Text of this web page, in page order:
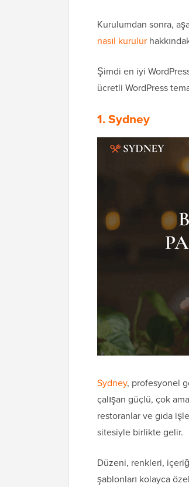
Kurulumdan sonra,
nasıl kurulur
Şimdi en iyi
ücretli WordPress
1. Sydney
Sydney, profesyonel
çalışan güçlü, çok
restoranlar ve gıda
sitesiyle birlikte gelir.
Düzeni, renkleri,
şablonları kolayca